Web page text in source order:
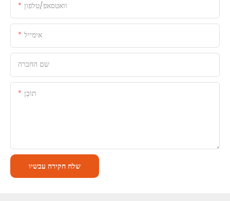
וואטסאפ/טלפון
אימייל
שם החברה
תוֹכֶן
שלח חקירה עכשיו